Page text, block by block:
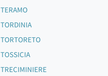
TERAMO
TORDINIA
TORTORETO
TOSSICIA
TRECIMINIERE